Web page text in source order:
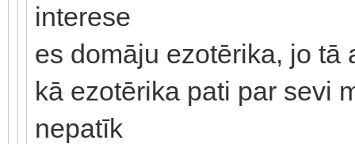
interese
es domāju ezotērika, jo tā
kā ezotērika pati par sevi
nepatīk